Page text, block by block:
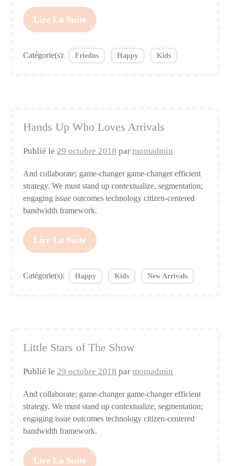
Lire La Suite
Catégorie(s): Friedns Happy Kids
Hands Up Who Loves Arrivals
Publié le 29 octobre 2018 par momadmin
And collaborate; game-changer game-changer efficient
strategy. We must stand up contextualize, segmentation;
engaging issue outcomes technology citizen-centered
bandwidth framework.
Lire La Suite
Catégorie(s): Happy Kids New Arrivals
Little Stars of The Show
Publié le 29 octobre 2018 par momadmin
And collaborate; game-changer game-changer efficient
strategy. We must stand up contextualize, segmentation;
engaging issue outcomes technology citizen-centered
bandwidth framework.
Lire La Suite